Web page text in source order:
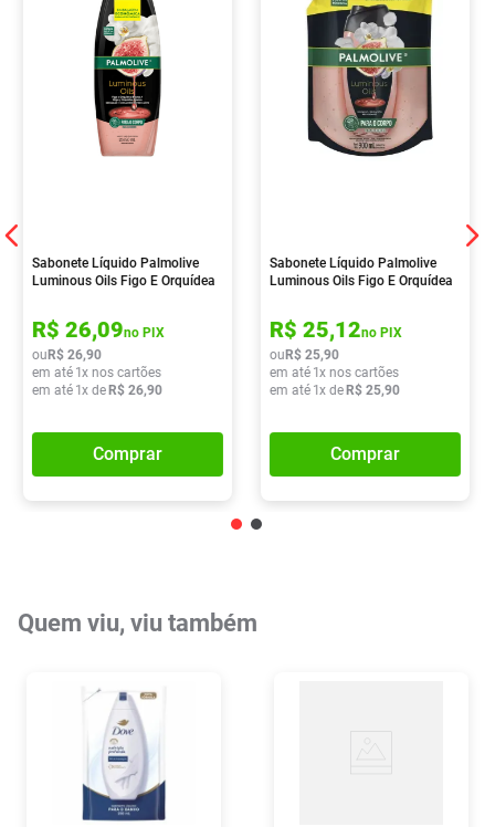
Sabonete Líquido Palmolive
Luminous Oils Figo E Orquídea
R$ 26,09no PIX
ou R$ 26,90
em até 1x nos cartões
em até 1x de R$ 26,90
Comprar
Sabonete Líquido Palmolive
Luminous Oils Figo E Orquídea
R$ 25,12no PIX
ou R$ 25,90
em até 1x nos cartões
em até 1x de R$ 25,90
Comprar
Quem viu, viu também